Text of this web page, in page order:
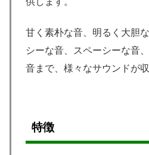
甘く素朴な音、明るく大胆
シーな音、スペーシーな音
音まで、様々なサウンドが
特徴